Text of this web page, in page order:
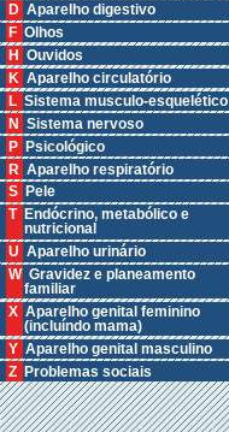
D Aparelho digestivo
F Olhos
H Ouvidos
K Aparelho circulatório
L Sistema musculo-esquelético
N Sistema nervoso
P Psicológico
R Aparelho respiratório
S Pele
T Endócrino, metabólico e
nutricional
U Aparelho urinário
W Gravidez e planeamento
familiar
X Aparelho genital feminino
(incluíndo mama)
Y Aparelho genital masculino
Z Problemas sociais